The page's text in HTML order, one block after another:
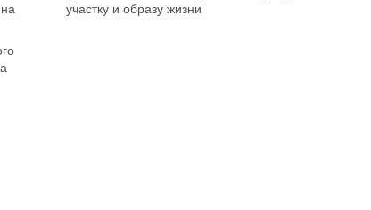
участку и образу жизни